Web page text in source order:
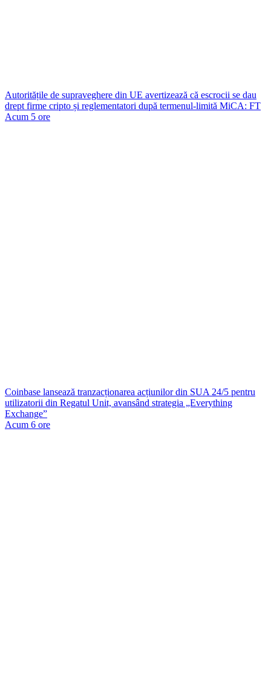
Autoritățile de supraveghere din UE avertizează că escrocii se dau
drept firme cripto și reglementatori după termenul-limită MiCA: FT
Acum 5 ore
Coinbase lansează tranzacționarea acțiunilor din SUA 24/5 pentru
utilizatorii din Regatul Unit, avansând strategia „Everything
Exchange”
Acum 6 ore